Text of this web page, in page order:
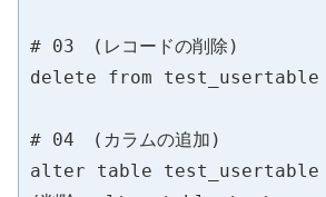
# 03　(レコードの削除)
delete from test_usertable
# 04　(カラムの追加)
alter table test_usertable